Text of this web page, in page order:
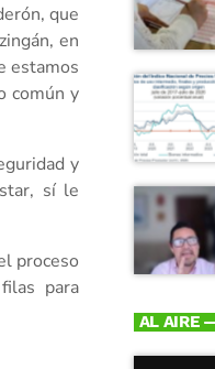
que
en
estamos
común y
y
sí le
proceso
para
AL AIRE